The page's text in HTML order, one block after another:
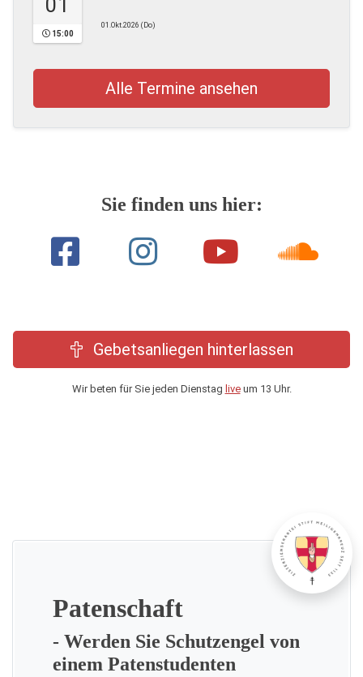
01
15:00
01.Okt.2026 (Do)
Alle Termine ansehen
Sie finden uns hier:
Gebetsanliegen hinterlassen
Wir beten für Sie jeden Dienstag liveum 13 Uhr.
Patenschaft
- Werden Sie Schutzengel von
einem Patenstudenten